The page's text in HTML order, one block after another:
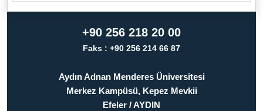
+90 256 218 20 00
Faks : +90 256 214 66 87
Aydın Adnan Menderes Üniversitesi
Merkez Kampüsü, Kepez Mevkii
Efeler / AYDIN